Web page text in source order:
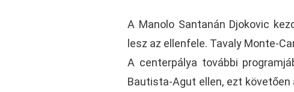
A Manolo Santanán Djokovic
lesz az ellenfele. Tavaly Monte-
A centerpálya további
Bautista-Agut ellen, ezt követően